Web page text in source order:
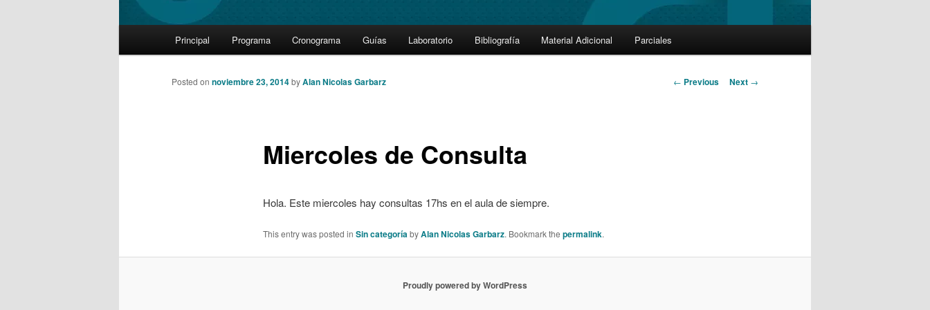
Skip
to
Principal Programa Cronograma Guías Laboratorio Bibliografía Material Adicional Parciales
Post
← Previous Next →
Miercoles de Consulta
Posted on noviembre 23, 2014byAlan Nicolas Garbarz
Hola. Este miercoles hay consultas 17hs en el aula de siempre.
This entry was posted in Sin categoríabyAlan Nicolas Garbarz. Bookmark the permalink.
Proudly powered by WordPress